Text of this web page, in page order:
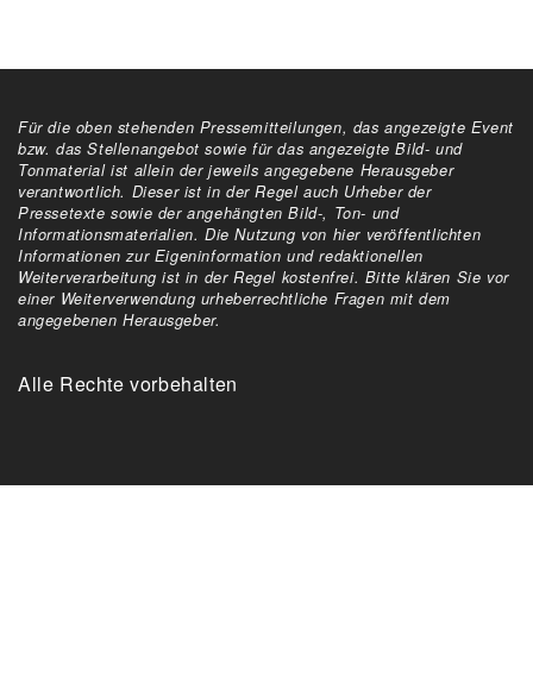
Für die oben stehenden Pressemitteilungen, das angezeigte Event
bzw. das Stellenangebot sowie für das angezeigte Bild- und
Tonmaterial ist allein der jeweils angegebene Herausgeber
verantwortlich. Dieser ist in der Regel auch Urheber der
Pressetexte sowie der angehängten Bild-, Ton- und
Informationsmaterialien. Die Nutzung von hier veröffentlichten
Informationen zur Eigeninformation und redaktionellen
Weiterverarbeitung ist in der Regel kostenfrei. Bitte klären Sie vor
einer Weiterverwendung urheberrechtliche Fragen mit dem
angegebenen Herausgeber.
Alle Rechte vorbehalten